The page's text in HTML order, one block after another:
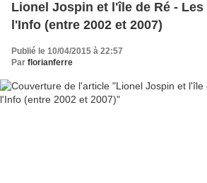
Lionel Jospin et l'île de Ré -
l'Info (entre 2002 et 2007)
Publié le 10/04/2015 à 22:57
Par florianferre